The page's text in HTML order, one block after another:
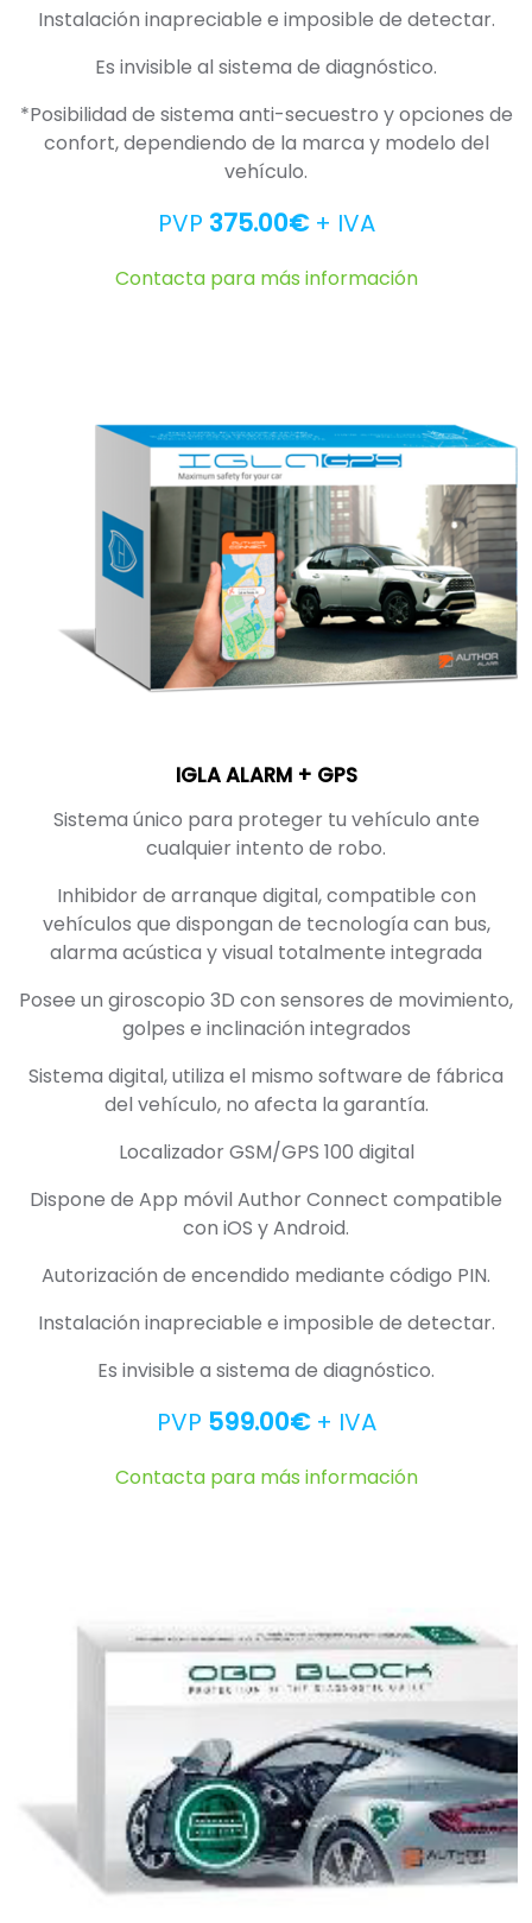
Instalación inapreciable e imposible de detectar.
Es invisible al sistema de diagnóstico.
*Posibilidad de sistema anti-secuestro y opciones de
confort, dependiendo de la marca y modelo del
vehículo.
PVP 375.00€ + IVA
Contacta para más información
IGLA ALARM + GPS
Sistema único para proteger tu vehículo ante
cualquier intento de robo.
Inhibidor de arranque digital, compatible con
vehículos que dispongan de tecnología can bus,
alarma acústica y visual totalmente integrada
Posee un giroscopio 3D con sensores de movimiento,
golpes e inclinación integrados
Sistema digital, utiliza el mismo software de fábrica
del vehículo, no afecta la garantía.
Localizador GSM/GPS 100 digital
Dispone de App móvil Author Connect compatible
con iOS y Android.
Autorización de encendido mediante código PIN.
Instalación inapreciable e imposible de detectar.
Es invisible a sistema de diagnóstico.
PVP 599.00€ + IVA
Contacta para más información